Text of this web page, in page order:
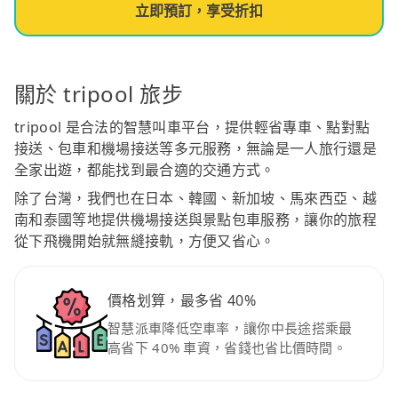
立即預訂，享受折扣
關於 tripool 旅步
tripool 是合法的智慧叫車平台，提供輕省專車、點對點
接送、包車和機場接送等多元服務，無論是一人旅行還是
全家出遊，都能找到最合適的交通方式。
除了台灣，我們也在日本、韓國、新加坡、馬來西亞、越
南和泰國等地提供機場接送與景點包車服務，讓你的旅程
從下飛機開始就無縫接軌，方便又省心。
價格划算，最多省 40%
智慧派車降低空車率，讓你中長途搭乘最
高省下 40% 車資，省錢也省比價時間。